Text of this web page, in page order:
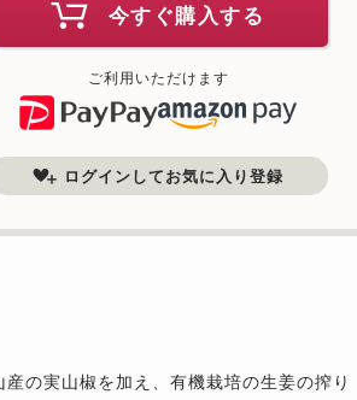
今すぐ購入する
ご利用いただけます
ログインしてお気に入り登録
の実山椒を加え、有機栽培の生姜の搾り